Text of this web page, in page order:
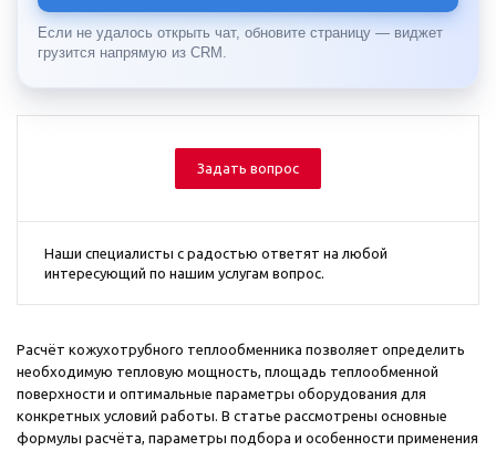
Если не удалось открыть чат, обновите страницу — виджет
грузится напрямую из CRM.
Задать вопрос
Наши специалисты с радостью ответят на любой
интересующий по нашим услугам вопрос.
Расчёт кожухотрубного теплообменника позволяет определить
необходимую тепловую мощность, площадь теплообменной
поверхности и оптимальные параметры оборудования для
конкретных условий работы. В статье рассмотрены основные
формулы расчёта, параметры подбора и особенности применения